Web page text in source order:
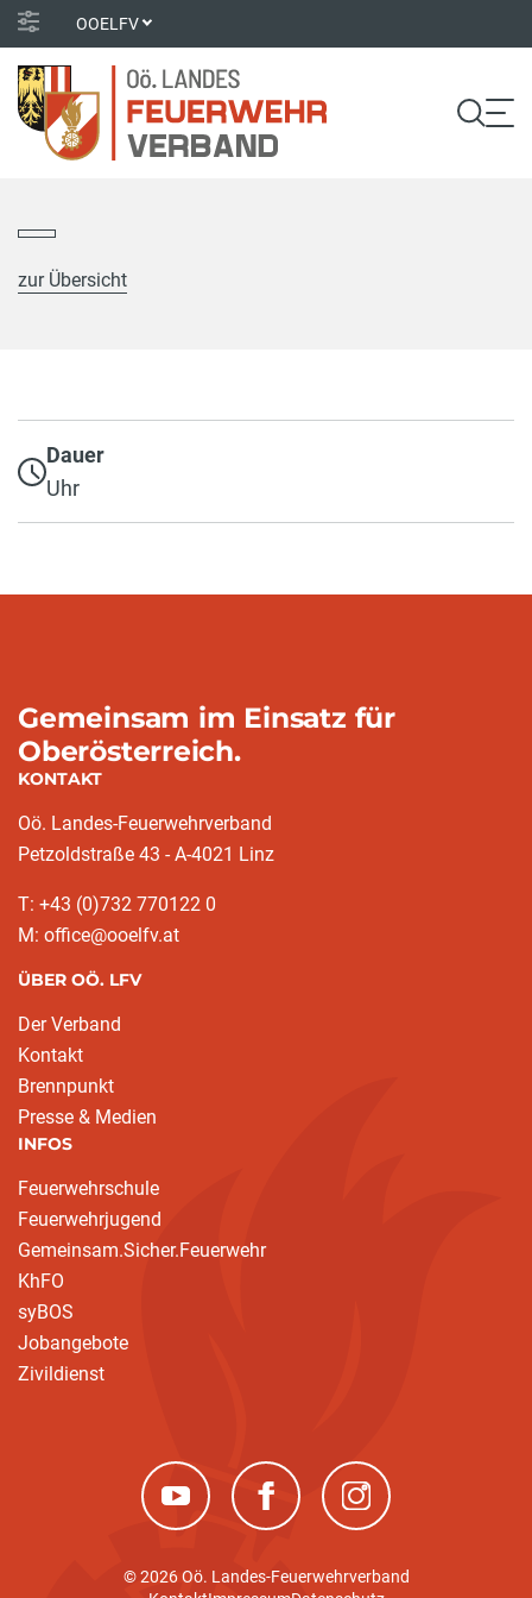
OOELFV
zur Übersicht
Dauer
Uhr
Gemeinsam im Einsatz für
Oberösterreich.
KONTAKT
Oö. Landes-Feuerwehrverband
Petzoldstraße 43 - A-4021 Linz
T: +43 (0)732 770122 0
M: office@ooelfv.at
ÜBER OÖ. LFV
Der Verband
Kontakt
Brennpunkt
Presse & Medien
INFOS
Feuerwehrschule
Feuerwehrjugend
Gemeinsam.Sicher.Feuerwehr
KhFO
syBOS
Jobangebote
Zivildienst
(neues Fenster)(neues Fenster)(neues Fenster)
© 2026 Oö. Landes-Feuerwehrverband